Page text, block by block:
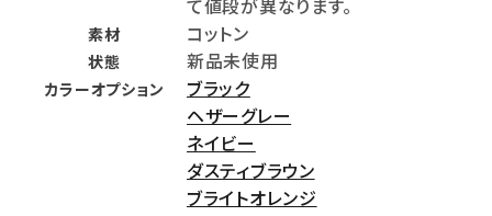
て値段が異なります。
素材 コットン
状態 新品未使用
カラーオプション
ブラック
ヘザーグレー
ネイビー
ダスティブラウン
ブライトオレンジ